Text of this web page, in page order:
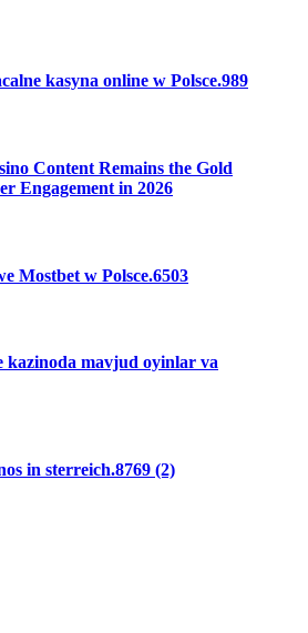
kasyna online w Polsce.989
Content Remains the Gold
Engagement in 2026
Mostbet w Polsce.6503
kazinoda mavjud oyinlar va
in sterreich.8769 (2)